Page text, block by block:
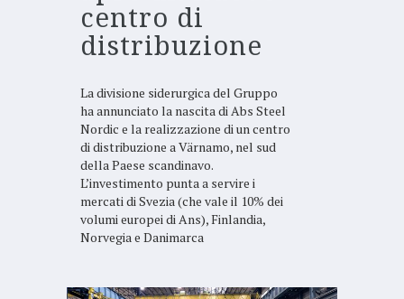
centro di
distribuzione
La divisione siderurgica del Gruppo
ha annunciato la nascita di Abs Steel
Nordic e la realizzazione di un centro
di distribuzione a Värnamo, nel sud
della Paese scandinavo.
L’investimento punta a servire i
mercati di Svezia (che vale il 10% dei
volumi europei di Ans), Finlandia,
Norvegia e Danimarca